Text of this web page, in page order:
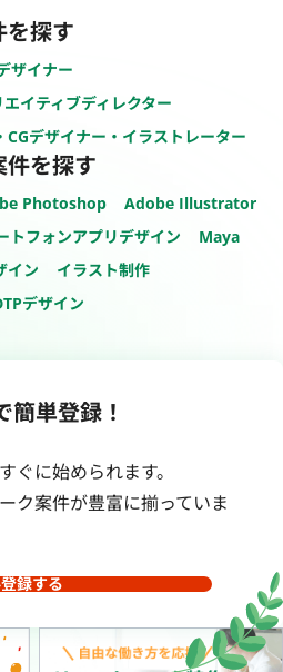
を探す
ザイナー
イティブディレクター
デザイナー・イラストレーター
を探す
Photoshop
Adobe Illustrator
トフォンアプリデザイン
Maya
イン
イラスト制作
デザイン
簡単登録！
ぐに始められます。
ク案件が豊富に揃っていま
録する